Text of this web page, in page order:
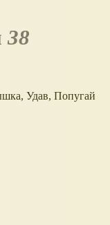
38
Удав, Попугай